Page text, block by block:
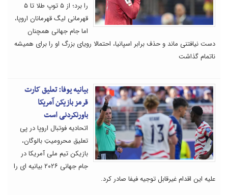
را برد؛ از ۵ توپ طلا تا ۵
قهرمانی لیگ قهرمانان اروپا،
اما جام جهانی همچنان
دست نیافتنی ماند و حذف برابر اسپانیا، احتمالا رویای بزرگ او را برای همیشه
ناتمام گذاشت
بیانیه یوفا: تعلیق کارت
قرمز بازیکن آمریکا
باورنکردنی است
اتحادیه فوتبال اروپا در پی
تعلیق محرومیتِ بالوگان،
بازیکن تیم ملی آمریکا در
جام جهانی ۲۰۲۶ بیانیه ای را
علیه این اقدام غیرقابل توجیه فیفا صادر کرد.